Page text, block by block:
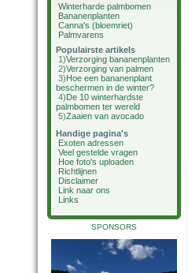
Winterharde palmbomen
Bananenplanten
Canna's (bloemriet)
Palmvarens
Populairste artikels
1)Verzorging bananenplanten
2)Verzorging van palmen
3)Hoe een bananenplant
beschermen in de winter?
4)De 10 winterhardste
palmbomen ter wereld
5)Zaaien van avocado
Handige pagina's
Exoten adressen
Veel gestelde vragen
Hoe foto's uploaden
Richtlijnen
Disclaimer
Link naar ons
Links
SPONSORS